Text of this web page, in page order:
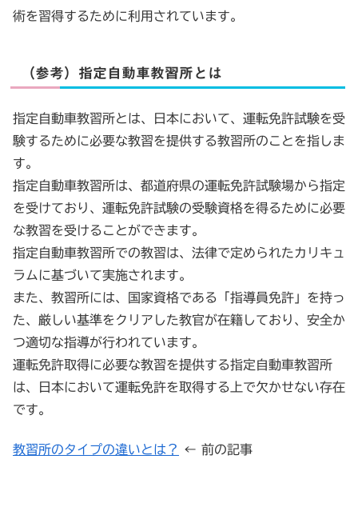
術を習得するために利用されています。
（参考）指定自動車教習所とは
指定自動車教習所とは、日本において、運転免許試験を受
験するために必要な教習を提供する教習所のことを指しま
す。
指定自動車教習所は、都道府県の運転免許試験場から指定
を受けており、運転免許試験の受験資格を得るために必要
な教習を受けることができます。
指定自動車教習所での教習は、法律で定められたカリキュ
ラムに基づいて実施されます。
また、教習所には、国家資格である「指導員免許」を持っ
た、厳しい基準をクリアした教官が在籍しており、安全か
つ適切な指導が行われています。
運転免許取得に必要な教習を提供する指定自動車教習所
は、日本において運転免許を取得する上で欠かせない存在
です。
教習所のタイプの違いとは？ ← 前の記事